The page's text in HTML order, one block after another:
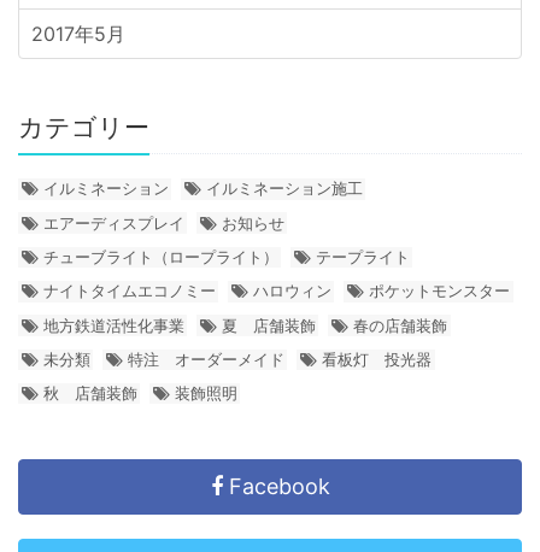
2017年5月
カテゴリー
イルミネーション
イルミネーション施工
エアーディスプレイ
お知らせ
チューブライト（ロープライト）
テープライト
ナイトタイムエコノミー
ハロウィン
ポケットモンスター
地方鉄道活性化事業
夏 店舗装飾
春の店舗装飾
未分類
特注 オーダーメイド
看板灯 投光器
秋 店舗装飾
装飾照明
Facebook